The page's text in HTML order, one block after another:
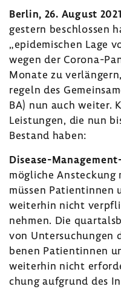
Berlin, 26. August 2021
gestern beschlossen
„epide­mi­schen Lage
wegen der Corona-​
Monate zu
re­geln des
BA) nun auch weiter.
Leis­tungen, die nun
Bestand haben:
Disease-​
mögliche Anste­ckung
müssen Pati­en­tinnen
weiterhin nicht
nehmen. Die
von Unter­su­chungen
benen Pati­en­tinnen
weiterhin nicht
chung aufgrund des